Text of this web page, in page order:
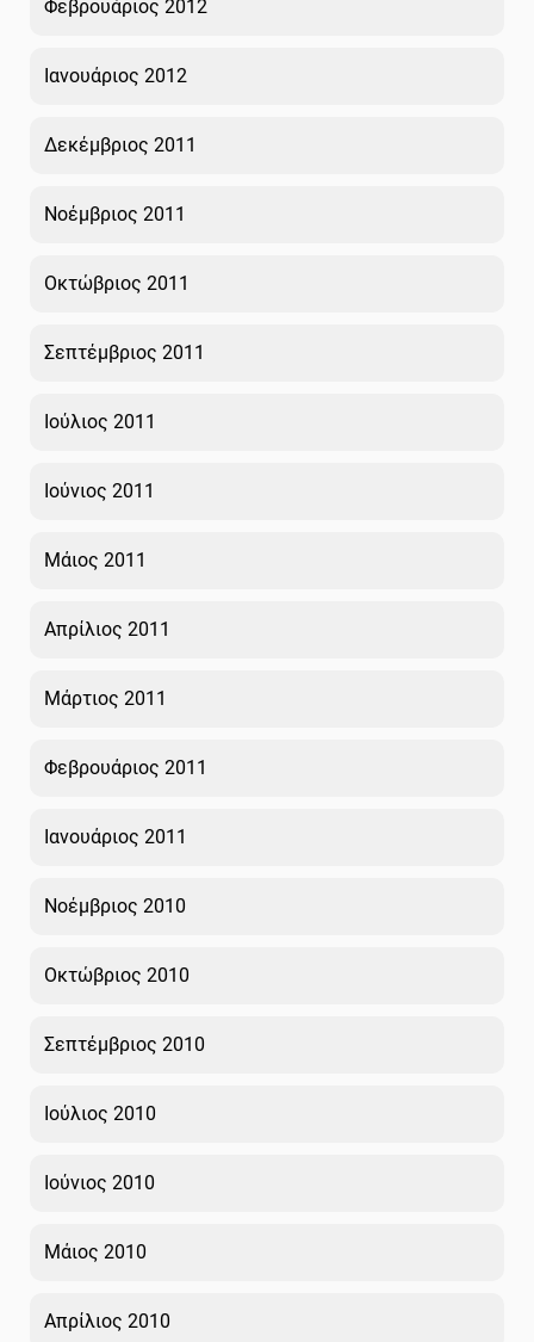
Φεβρουάριος 2012
Ιανουάριος 2012
Δεκέμβριος 2011
Νοέμβριος 2011
Οκτώβριος 2011
Σεπτέμβριος 2011
Ιούλιος 2011
Ιούνιος 2011
Μάιος 2011
Απρίλιος 2011
Μάρτιος 2011
Φεβρουάριος 2011
Ιανουάριος 2011
Νοέμβριος 2010
Οκτώβριος 2010
Σεπτέμβριος 2010
Ιούλιος 2010
Ιούνιος 2010
Μάιος 2010
Απρίλιος 2010